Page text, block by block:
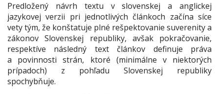
Predložený návrh textu v slovenskej a anglickej
jazykovej verzii pri jednotlivých článkoch začína síce
vety tým, že konštatuje plné rešpektovanie suverenity a
zákonov Slovenskej republiky, avšak pokračovanie,
respektíve následný text článkov definuje práva
a povinnosti strán, ktoré (minimálne v niektorých
prípadoch) z pohľadu Slovenskej republiky
spochybňuje.